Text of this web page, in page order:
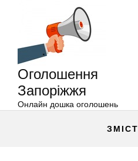
Оголошення
Запоріжжя
Онлайн дошка оголошень
ЗМІСТ